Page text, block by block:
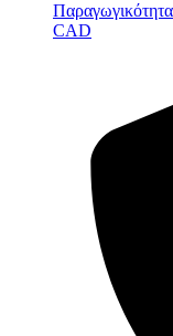
Παραγωγικότητα
CAD